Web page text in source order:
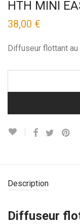
HTH MINI
38,00 €
Diffuseur flottant au
Description
Diffuseur